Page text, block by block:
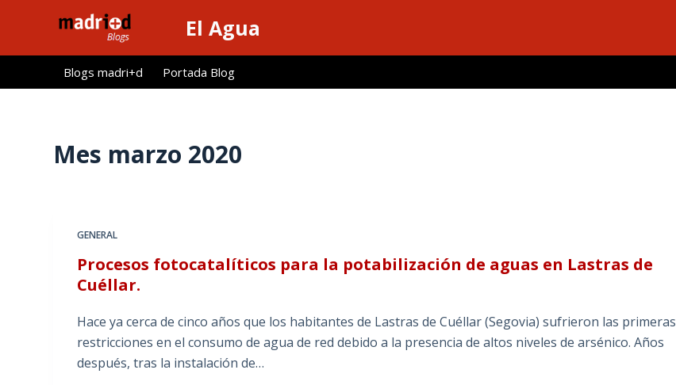
l
El Agua
Blogs madri+d Portada Blog
Mes marzo 2020
GENERAL
Procesos fotocatalíticos para la potabilización de aguas en Lastras de
Cuéllar.
Hace ya cerca de cinco años que los habitantes de Lastras de Cuéllar (Segovia) sufrieron las primeras
restricciones en el consumo de agua de red debido a la presencia de altos niveles de arsénico. Años
después, tras la instalación de…